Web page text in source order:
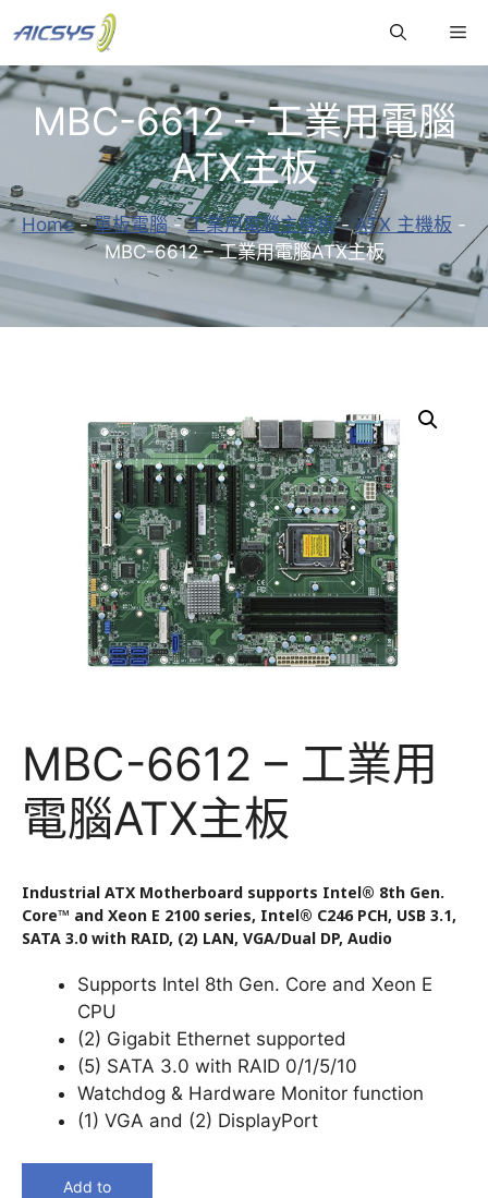
至
主
要
MBC-6612 – 工業用電腦
ATX主板
Home-單板電腦-工業用電腦主機板-ATX 主機板 -
MBC-6612 – 工業用電腦ATX主板
MBC-6612 – 工業用
電腦ATX主板
Industrial ATX Motherboard supports Intel® 8th Gen.
Core™ and Xeon E 2100 series, Intel® C246 PCH, USB 3.1,
SATA 3.0 with RAID, (2) LAN, VGA/Dual DP, Audio
Supports Intel 8th Gen. Core and Xeon E
CPU
(2) Gigabit Ethernet supported
(5) SATA 3.0 with RAID 0/1/5/10
Watchdog & Hardware Monitor function
(1) VGA and (2) DisplayPort
Add to